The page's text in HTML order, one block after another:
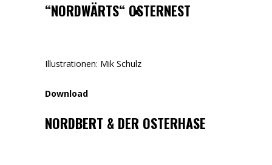
“NORDWÄRTS“ OSTERNEST
Illustrationen: Mik Schulz
Download
NORDBERT & DER OSTERHASE